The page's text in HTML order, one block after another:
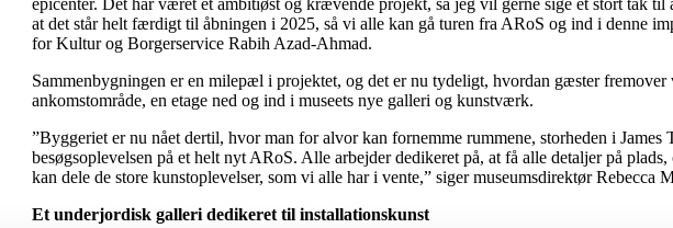
at det står helt færdigt til åbningen i 2025, så vi alle kan gå turen fra ARoS og ind i denne
for Kultur og Borgerservice Rabih Azad-Ahmad.
Sammenbygningen er en milepæl i projektet, og det er nu tydeligt, hvordan gæster
ankomstområde, en etage ned og ind i museets nye galleri og kunstværk.
”Byggeriet er nu nået dertil, hvor man for alvor kan fornemme rummene, storheden i
besøgsoplevelsen på et helt nyt ARoS. Alle arbejder dedikeret på, at få alle detaljer på
kan dele de store kunstoplevelser, som vi alle har i vente,” siger museumsdirektør Rebecca
Et underjordisk galleri dedikeret til installationskunst